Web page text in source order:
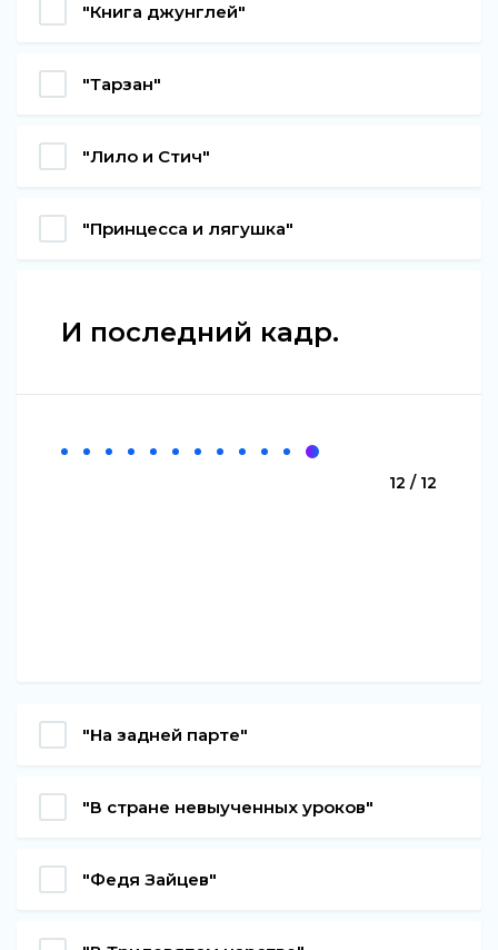
"Книга джунглей"
"Тарзан"
"Лило и Стич"
"Принцесса и лягушка"
И последний кадр.
12 / 12
"На задней парте"
"В стране невыученных уроков"
"Федя Зайцев"